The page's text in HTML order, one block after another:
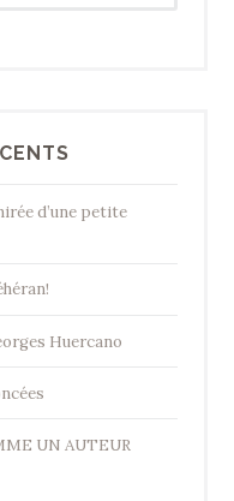
d’une petite
Huercano
UN AUTEUR